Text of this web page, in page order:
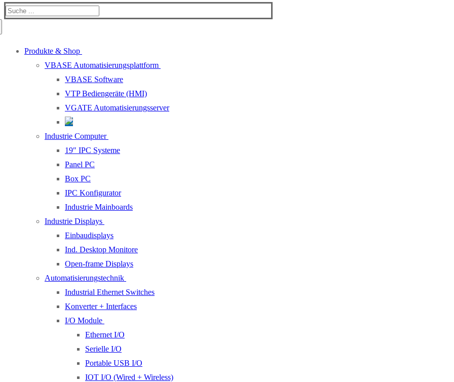
Produkte & Shop
VBASE Automatisierungsplattform
VBASE Software
VTP Bediengeräte (HMI)
VGATE Automatisierungsserver
Industrie Computer
19″ IPC Systeme
Panel PC
Box PC
IPC Konfigurator
Industrie Mainboards
Industrie Displays
Einbaudisplays
Ind. Desktop Monitore
Open-frame Displays
Automatisierungstechnik
Industrial Ethernet Switches
Konverter + Interfaces
I/O Module
Ethernet I/O
Serielle I/O
Portable USB I/O
IOT I/O (Wired + Wireless)